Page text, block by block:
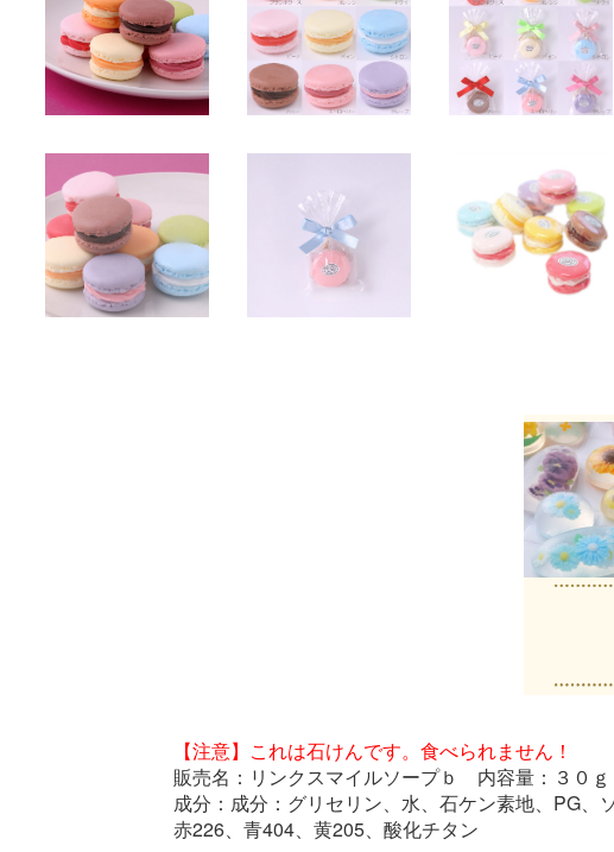
【注意】これは石けんです。食べられません！
販売名：リンクスマイルソープｂ 内容量：３０
成分：成分：グリセリン、水、石ケン素地、PG、
赤226、青404、黄205、酸化チタン